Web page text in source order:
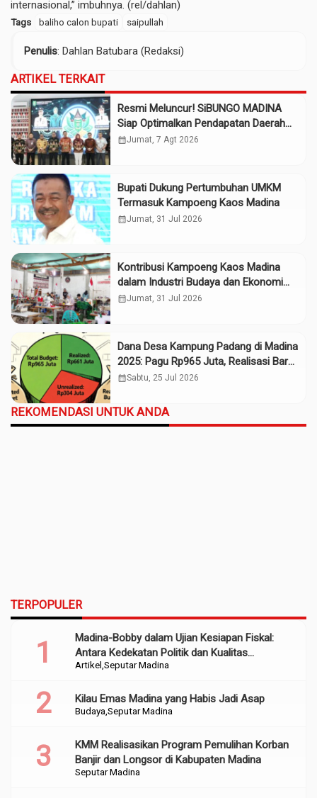
internasional,” imbuhnya. (rel/dahlan)
Tags baliho calon bupati saipullah
Penulis: Dahlan Batubara (Redaksi)
ARTIKEL TERKAIT
Resmi Meluncur! SiBUNGO MADINA
Siap Optimalkan Pendapatan Daerah
Madina
calendar_monthJumat, 7 Agt 2026
Bupati Dukung Pertumbuhan UMKM
Termasuk Kampoeng Kaos Madina
calendar_monthJumat, 31 Jul 2026
Kontribusi Kampoeng Kaos Madina
dalam Industri Budaya dan Ekonomi
Daerah
calendar_monthJumat, 31 Jul 2026
Dana Desa Kampung Padang di Madina
2025: Pagu Rp965 Juta, Realisasi Baru
Rp661 Juta
calendar_monthSabtu, 25 Jul 2026
REKOMENDASI UNTUK ANDA
TERPOPULER
Artikel Seputar Madina
Madina-Bobby dalam Ujian Kesiapan Fiskal:
Antara Kedekatan Politik dan Kualitas
Perencanaan
Budaya Seputar Madina
Kilau Emas Madina yang Habis Jadi Asap
Seputar Madina
KMM Realisasikan Program Pemulihan Korban
Banjir dan Longsor di Kabupaten Madina